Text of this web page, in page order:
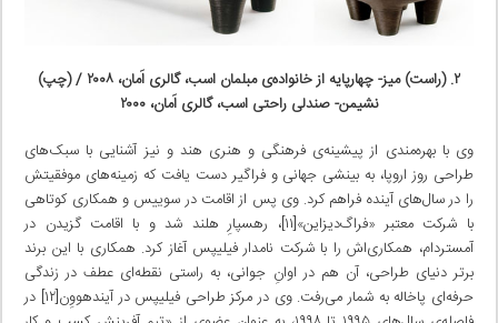
۲. (راست) میز- چهارپایه از خانواده‌ی مبلمان اسب، گالری اَمان، ۲۰۰۸ / (چپ)
نشیمن- صندلی راحتی اسب، گالری اَمان، ۲۰۰۰
وی با بهره‌‌مندی از پیشینه‌ی فرهنگی و هنری هند و نیز آشنایی با سبک‌های
طراحی روز اروپا، به بینشی جهانی و فراگیر دست یافت که زمینه‌های موفقیتش
را در سال‌های آینده فراهم کرد. وی پس از اقامت در سوییس و همکاری کوتاهی
با شرکت معتبر «فراگ‌دیزاین»[۱۱]، رهسپارِ هلند شد و با اقامت گزیدن در
آمستردام، همکاری‌اش را با شرکت نامدار فیلیپس آغاز کرد. همکاری با این برند
برتر دنیای طراحی، آن هم در اوانِ جوانی، به راستی نقطه‌ای عطف در زندگی
حرفه‌ای پاخاله به شمار می‌رفت. وی در مرکز طراحی فیلیپس در آیندهووِن[۱۲] در